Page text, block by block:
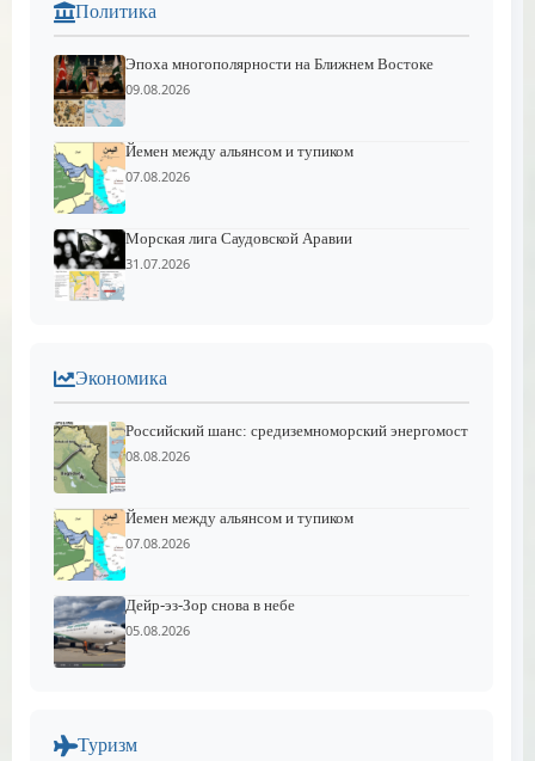
Политика
Эпоха многополярности на Ближнем Востоке
09.08.2026
Йемен между альянсом и тупиком
07.08.2026
Морская лига Саудовской Аравии
31.07.2026
Экономика
Российский шанс: средиземноморский энергомост
08.08.2026
Йемен между альянсом и тупиком
07.08.2026
Дейр-эз-Зор снова в небе
05.08.2026
Туризм